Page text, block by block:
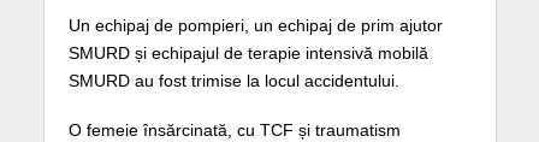
Un echipaj de pompieri, un echipaj de prim ajutor
SMURD și echipajul de terapie intensivă mobilă
SMURD au fost trimise la locul accidentului.
O femeie însărcinată, cu TCF și traumatism